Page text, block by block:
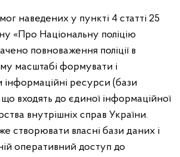
наведених у пункті 4 статті 25
«Про Національну поліцію
повноваження поліції в
масштабі формувати і
інформаційні ресурси (бази
входять до єдиної інформаційної
внутрішніх справ України.
створювати власні бази даних і
оперативний доступ до